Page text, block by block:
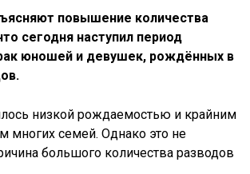
повышение количества
сегодня наступил период
юношей и девушек, рождённых в
низкой рождаемостью и крайним
многих семей. Однако это не
большого количества разводов